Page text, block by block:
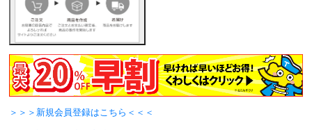
＞＞＞新規会員登録はこちら＜＜＜